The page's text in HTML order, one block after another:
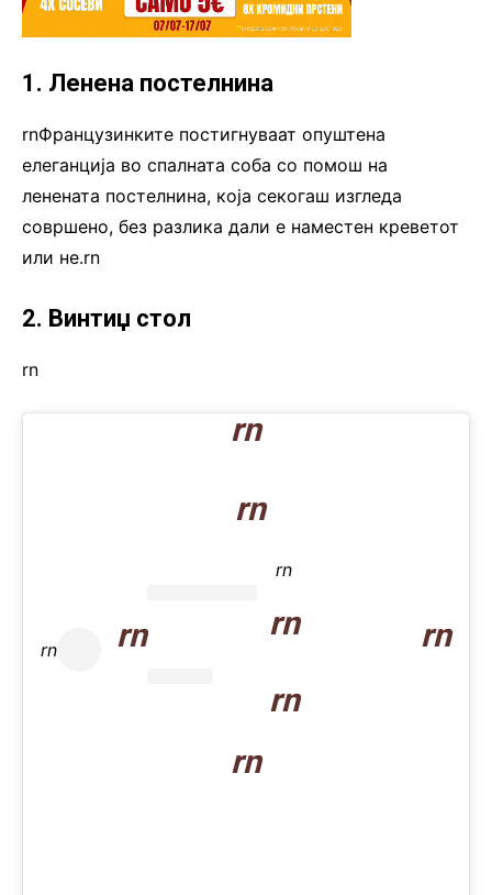
1. Ленена постелнина
rnФранцузинките постигнуваат опуштена
елеганција во спалната соба со помош на
ленената постелнина, која секогаш изгледа
совршено, без разлика дали е наместен креветот
или не.rn
2. Винтиџ стол
rn
rn
rn
rn rn
rn
rn
rn
rn
rn